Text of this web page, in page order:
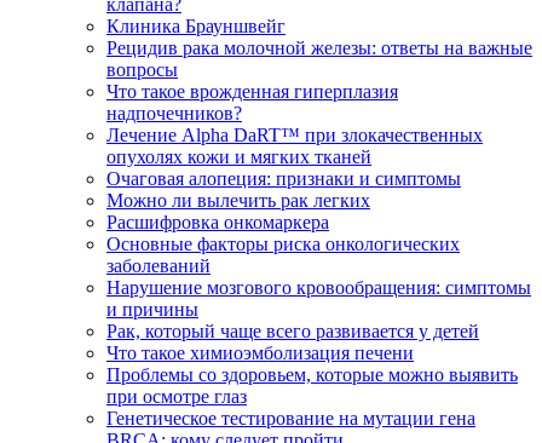
Клиника Брауншвейг
Рецидив рака молочной железы: ответы на важные
вопросы
Что такое врожденная гиперплазия
надпочечников?
Лечение Alpha DaRT™ при злокачественных
опухолях кожи и мягких тканей
Очаговая алопеция: признаки и симптомы
Можно ли вылечить рак легких
Расшифровка онкомаркера
Основные факторы риска онкологических
заболеваний
Нарушение мозгового кровообращения: симптомы
и причины
Рак, который чаще всего развивается у детей
Что такое химиоэмболизация печени
Проблемы со здоровьем, которые можно выявить
при осмотре глаз
Генетическое тестирование на мутации гена